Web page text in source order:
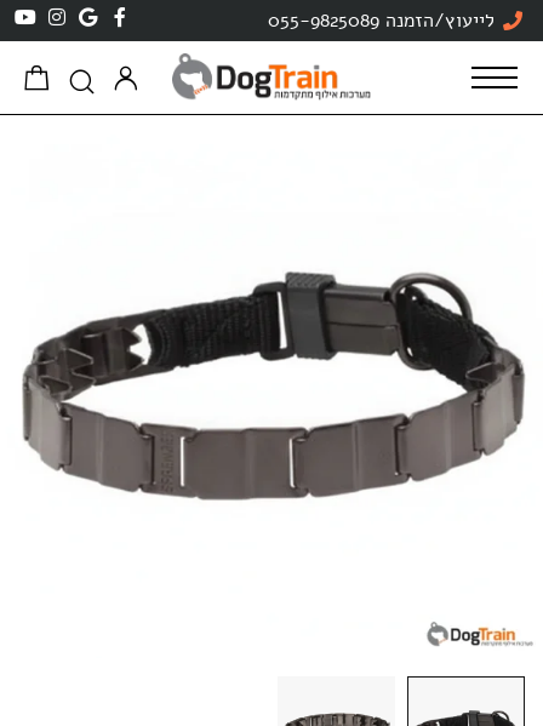
לייעוץ/הזמנה 055-9825089